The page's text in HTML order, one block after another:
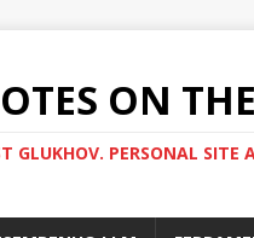
ON
GLUKHOV. PERSONAL SITE